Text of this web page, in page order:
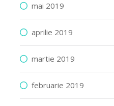
mai 2019
aprilie 2019
martie 2019
februarie 2019